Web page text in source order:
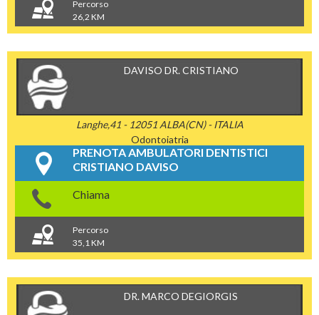
Percorso
26,2 KM
DAVISO DR. CRISTIANO
Langhe,41 - 12051 ALBA(CN) - ITALIA
Odontoiatria
PRENOTA AMBULATORI DENTISTICI
CRISTIANO DAVISO
Chiama
Percorso
35,1 KM
DR. MARCO DEGIORGIS